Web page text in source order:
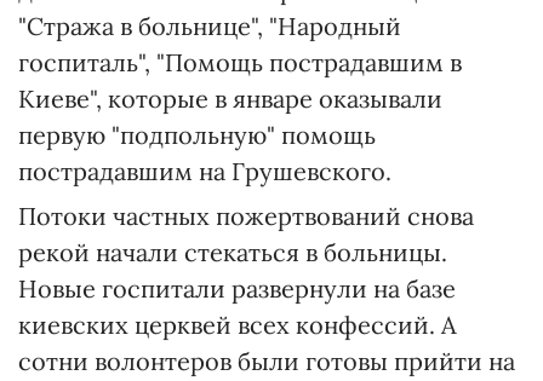
"Стража в больнице", "Народный
госпиталь", "Помощь пострадавшим в
Киеве", которые в январе оказывали
первую "подпольную" помощь
пострадавшим на Грушевского.
Потоки частных пожертвований снова
рекой начали стекаться в больницы.
Новые госпитали развернули на базе
киевских церквей всех конфессий. А
сотни волонтеров были готовы прийти на